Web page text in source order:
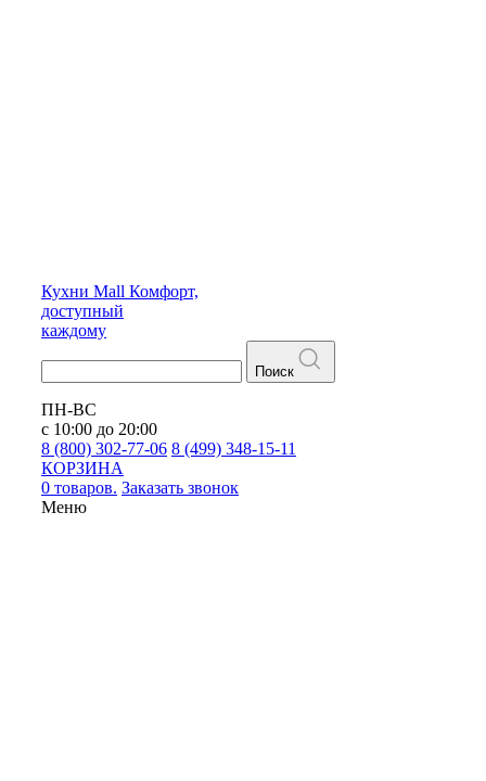
Кухни Mall Комфорт,
доступный
каждому
Поиск
ПН-ВС
с 10:00 до 20:00
8 (800) 302-77-06 8 (499) 348-15-11
КОРЗИНА
0 товаров. Заказать звонок
Меню